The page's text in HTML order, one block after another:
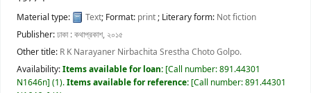
Material type: Text; Format: print; Literary form: Not fiction
Publisher:ঢাকা : কথাপ্রকাশ, ২০১৫
Other title: R K Narayaner Nirbachita Srestha Choto Golpo.
Availability:Items available for loan: [Call number:891.44301
N1646n] (1).Items available for reference: [Call number:891.44301